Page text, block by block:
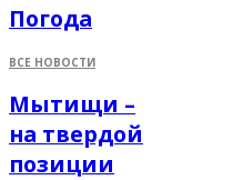
Погода
ВСЕ НОВОСТИ
Мытищи –
на твердой
позиции